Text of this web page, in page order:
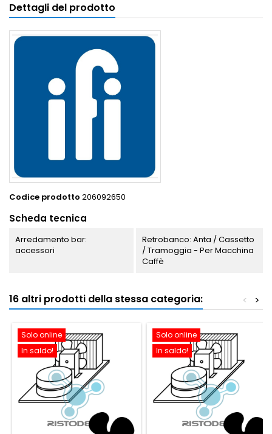
Dettagli del prodotto
Codice prodotto 206092650
Scheda tecnica
Arredamento bar:
accessori
Retrobanco: Anta / Cassetto
/ Tramoggia - Per Macchina
Caffè
16 altri prodotti della stessa categoria: >
<
Solo online
In saldo!
Solo online
In saldo!